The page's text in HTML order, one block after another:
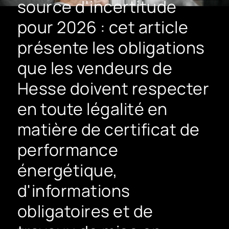
source d'incertitude
pour 2026 : cet article
présente les obligations
que les vendeurs de
Hesse doivent respecter
en toute légalité en
matière de certificat de
performance
énergétique,
d'informations
obligatoires et de